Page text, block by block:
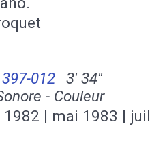
012
3' 34''
- Couleur
1982 | mai 1983 |